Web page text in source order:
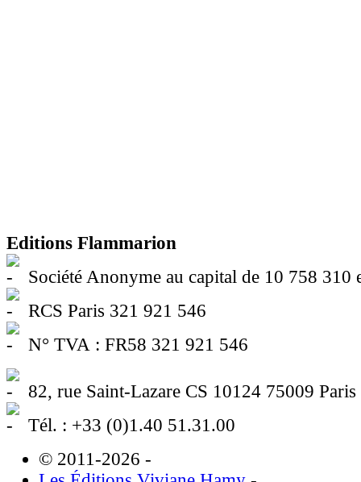
Editions Flammarion
Société Anonyme au capital de 10 758 310
RCS Paris 321 921 546
N° TVA : FR58 321 921 546
82, rue Saint-Lazare CS 10124 75009 Paris
Tél. : +33 (0)1.40 51.31.00
© 2011-2026 -